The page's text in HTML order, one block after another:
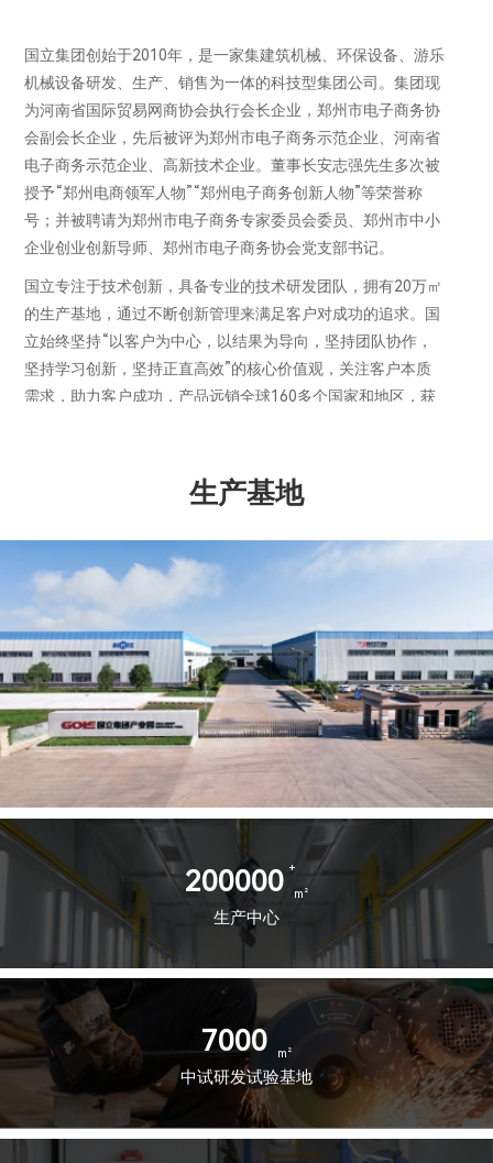
国立集团创始于2010年，是一家集建筑机械、环保设备、游乐
机械设备研发、生产、销售为一体的科技型集团公司。集团现
为河南省国际贸易网商协会执行会长企业，郑州市电子商务协
会副会长企业，先后被评为郑州市电子商务示范企业、河南省
电子商务示范企业、高新技术企业。董事长安志强先生多次被
授予“郑州电商领军人物”“郑州电子商务创新人物”等荣誉称
号；并被聘请为郑州市电子商务专家委员会委员、郑州市中小
企业创业创新导师、郑州市电子商务协会党支部书记。
国立专注于技术创新，具备专业的技术研发团队，拥有20万㎡
的生产基地，通过不断创新管理来满足客户对成功的追求。国
立始终坚持“以客户为中心，以结果为导向，坚持团队协作，
坚持学习创新，坚持正直高效”的核心价值观，关注客户本质
需求，助力客户成功，产品远销全球160多个国家和地区，获
供更有竞争力的解决方案。同时公司计划在更多国家建立海外
分公司，以海外分公司为依托，建立售后服务网点，服务于当
地客户。同时公司将会不断地投入产品创新和自有品牌的传播
推广，努力让国立的产品和品牌成为行业客户的首选，这将是
国立不断追求的目标。
生产基地
200000
生产中心
7000
中试研发试验基地